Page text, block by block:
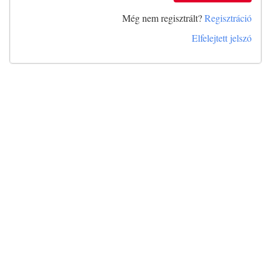
Még nem regisztrált?Regisztráció
Elfelejtett jelszó